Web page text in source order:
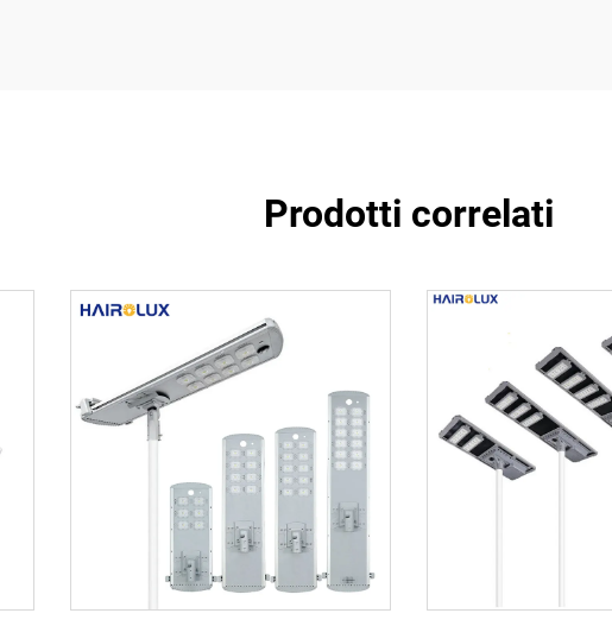
Prodotti correlati